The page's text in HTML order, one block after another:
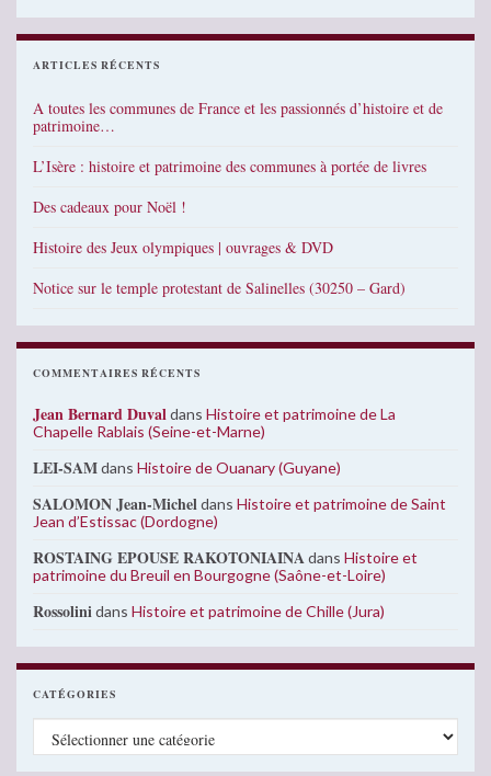
ARTICLES RÉCENTS
A toutes les communes de France et les passionnés d’histoire et de
patrimoine…
L’Isère : histoire et patrimoine des communes à portée de livres
Des cadeaux pour Noël !
Histoire des Jeux olympiques | ouvrages & DVD
Notice sur le temple protestant de Salinelles (30250 – Gard)
COMMENTAIRES RÉCENTS
Jean Bernard Duvaldans Histoire et patrimoine de La
Chapelle Rablais (Seine-et-Marne)
LEI-SAMdans Histoire de Ouanary (Guyane)
SALOMON Jean-Micheldans Histoire et patrimoine de Saint
Jean d’Estissac (Dordogne)
ROSTAING EPOUSE RAKOTONIAINAdans Histoire et
patrimoine du Breuil en Bourgogne (Saône-et-Loire)
Rossolinidans Histoire et patrimoine de Chille (Jura)
CATÉGORIES
Catégories